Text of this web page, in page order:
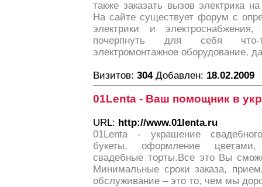
также заказать вызов электрика
На сайте существует форум с
электрики и
почерпнуть для себя что-
электромонтажное оборудование,
Визитов: 304Добавлен: 18.02.2009
01Lenta - Ваш помощник в
URL: http://www.01lenta.ru
01Lenta - украшение
букеты, оформление
свадебные торты.Все это Вы
Минимальные сроки заказа,
обслуживание – это то, чем мы